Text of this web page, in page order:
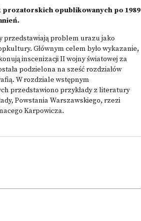
opublikowanych po 1989
przedstawiają problem urazu jako
Głównym celem było wykazanie,
inscenizacji II wojny światowej za
podzielona na sześć rozdziałów
W rozdziale wstępnym
przedstawiono przykłady z literatury
Powstania Warszawskiego, rzezi
Karpowicza.